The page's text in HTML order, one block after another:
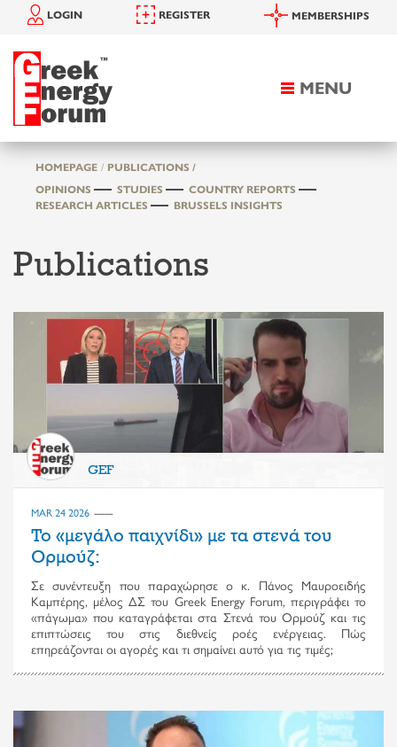
Toggle
MENU
LOGIN REGISTER MEMBERSHIPS
HOMEPAGE
PUBLICATIONS /
OPINIONS
STUDIES
COUNTRY REPORTS
RESEARCH ARTICLES
BRUSSELS INSIGHTS
Publications
GEF
MAR 24 2026
Το «μεγάλο παιχνίδι» με τα στενά του
Ορμούζ:
Σε συνέντευξη που παραχώρησε ο κ. Πάνος Μαυροειδής
Καμπέρης, μέλος ΔΣ του Greek Energy Forum, περιγράφει το
«πάγωμα» που καταγράφεται στα Στενά του Ορμούζ και τις
επιπτώσεις του στις διεθνείς ροές ενέργειας. Πώς
επηρεάζονται οι αγορές και τι σημαίνει αυτό για τις τιμές;